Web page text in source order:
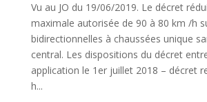
Vu au JO du 19/06/2019. Le décret
maximale autorisée de 90 à 80 km /h
bidirectionnelles à chaussées unique
central. Les dispositions du décret
application le 1er juillet 2018 – décret
h...